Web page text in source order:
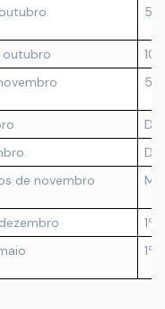
5
outubro
10
5
de novembro
1º
1º